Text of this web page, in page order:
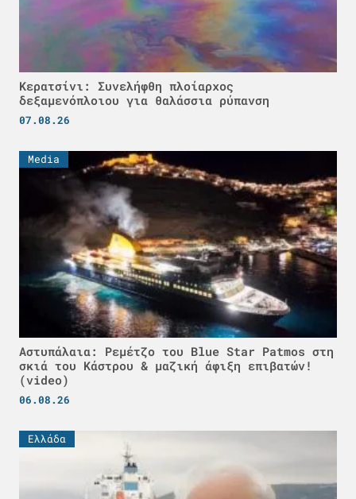
Κερατσίνι: Συνελήφθη πλοίαρχος
δεξαμενόπλοιου για θαλάσσια ρύπανση
07.08.26
Media
Αστυπάλαια: Ρεμέτζο του Blue Star Patmos στη
σκιά του Κάστρου & μαζική άφιξη επιβατών!
(video)
06.08.26
Ελλάδα